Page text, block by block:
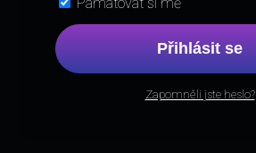
Přihlásit se
Zapomněli jste heslo?